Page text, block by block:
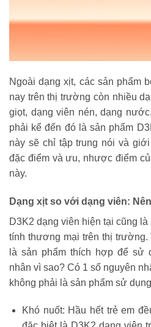
Ngoài dạng xịt, các sản phẩm
nay trên thị trường còn nhiều
giọt, dạng viên nén, dạng
phải kể đến đó là sản phẩm
này sẽ chỉ tập trung nói và
đặc điểm và ưu, nhược điểm
này.
Dạng xịt so với dạng viên:
D3K2 dạng viên hiện tại cũng
tính thương mại trên thị trường.
là sản phẩm thích hợp để sử
nhân vì sao? Có 1 số nguyên
không phải là sản phẩm sử
Khó nuốt: Hầu hết trẻ em